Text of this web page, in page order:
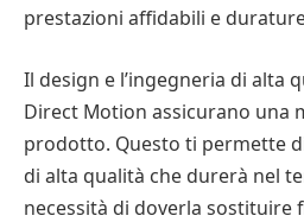
prestazioni affidabili e
Il design e l’ingegneria di alta
Direct Motion assicurano una
prodotto. Questo ti permette
di alta qualità che durerà nel
necessità di doverla sostituire